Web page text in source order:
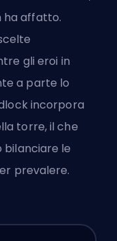
ha affatto.
gli eroi in
a parte lo
incorpora
torre, il che
bilanciare le
prevalere.